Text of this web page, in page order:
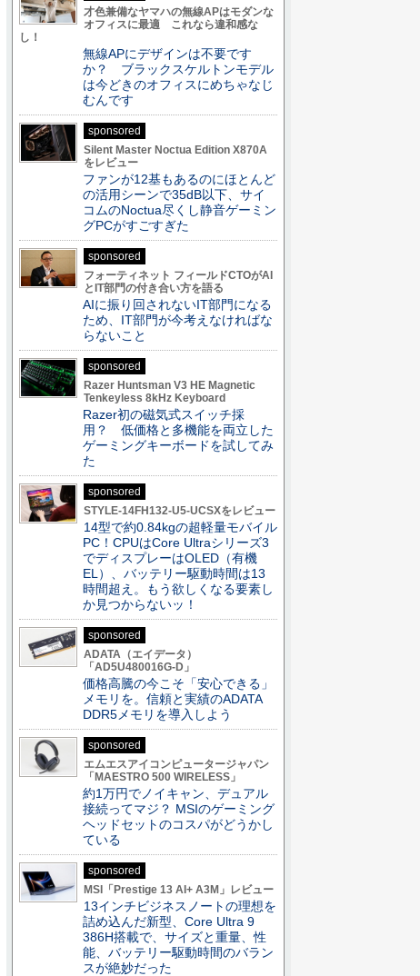
才色兼備なヤマハの無線APはモダンな
オフィスに最適 これなら違和感な
し！
無線APにデザインは不要です
か？ ブラックスケルトンモデル
は今どきのオフィスにめちゃなじ
むんです
sponsored
Silent Master Noctua Edition X870A
をレビュー
ファンが12基もあるのにほとんど
の活用シーンで35dB以下、サイ
コムのNoctua尽くし静音ゲーミン
グPCがすごすぎた
sponsored
フォーティネット フィールドCTOがAI
とIT部門の付き合い方を語る
AIに振り回されないIT部門になる
ため、IT部門が今考えなければな
らないこと
sponsored
Razer Huntsman V3 HE Magnetic
Tenkeyless 8kHz Keyboard
Razer初の磁気式スイッチ採
用？ 低価格と多機能を両立した
ゲーミングキーボードを試してみ
た
sponsored
STYLE-14FH132-U5-UCSXをレビュー
14型で約0.84kgの超軽量モバイル
PC！CPUはCore Ultraシリーズ3
でディスプレーはOLED（有機
EL）、バッテリー駆動時間は13
時間超え。もう欲しくなる要素し
か見つからないッ！
sponsored
ADATA（エイデータ）
「AD5U480016G-D」
価格高騰の今こそ「安心できる」
メモリを。信頼と実績のADATA
DDR5メモリを導入しよう
sponsored
エムエスアイコンピュータージャパン
「MAESTRO 500 WIRELESS」
約1万円でノイキャン、デュアル
接続ってマジ？ MSIのゲーミング
ヘッドセットのコスパがどうかし
ている
sponsored
MSI「Prestige 13 AI+ A3M」レビュー
13インチビジネスノートの理想を
詰め込んだ新型、Core Ultra 9
386H搭載で、サイズと重量、性
能、バッテリー駆動時間のバラン
スが絶妙だった